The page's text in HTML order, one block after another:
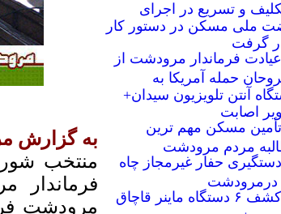
و تسریع در اجرای
ملی مسکن در دستور کار
گرفت
عیادت فرماندار مرودشت از
حمله آمریکا به
آنتن تلویزیون سیدان+
اصابت
تأمین مسکن مهم ترین
مردم مرودشت
دستگیری حفار غیرمجاز چاه
درمرودشت
کشف ۶ دستگاه ماینر قاچاق
به گزارش
منتخب
فرماندار
مرودشت